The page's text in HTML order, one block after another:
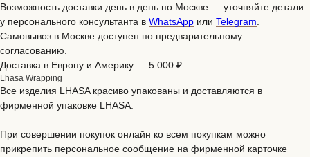
Возможность доставки день в день по Москве — уточняйте детали
у персонального консультанта в WhatsApp или Telegram
Самовывоз в Москве доступен по предварительному
согласованию.
Доставка в Европу и Америку — 5 000 ₽.
Lhasa Wrapping
Все изделия LHASA красиво упакованы и доставляются в
фирменной упаковке LHASA.
При совершении покупок онлайн ко всем покупкам можно
прикрепить персональное сообщение на фирменной карточке